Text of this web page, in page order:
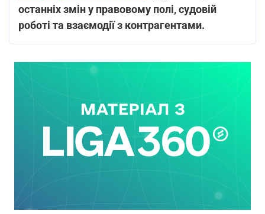
останніх змін у правовому полі, судовій
роботі та взаємодії з контрагентами.